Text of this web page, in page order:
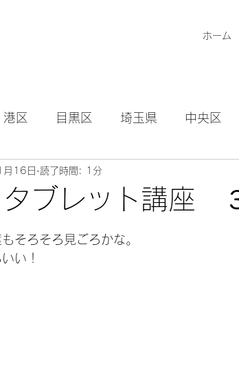
ホーム
港区 目黒区 埼玉県 中央区
タブレット講座
16日 読了時間: 1分
そろそろ見ごろかな。
い！